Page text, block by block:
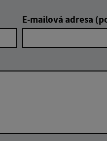
E-mailová adresa